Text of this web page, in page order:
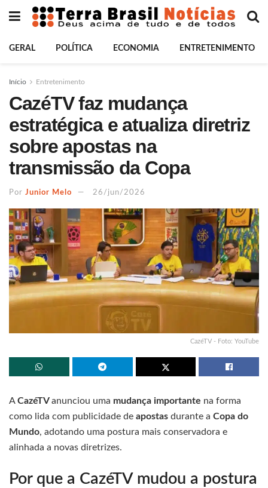
GERAL POLÍTICA ECONOMIA ENTRETENIMENTO
Início Entretenimento
CazéTV faz mudança
estratégica e atualiza diretriz
sobre apostas na
transmissão da Copa
Por Junior Melo 26/jun/2026
CazéTV - Foto: YouTube
ACazéTVanunciou uma mudança importante na forma
como lida com publicidade de apostas durante a Copa do
Mundo, adotando uma postura mais conservadora e
alinhada a novas diretrizes.
Por que a CazéTV mudou a postura